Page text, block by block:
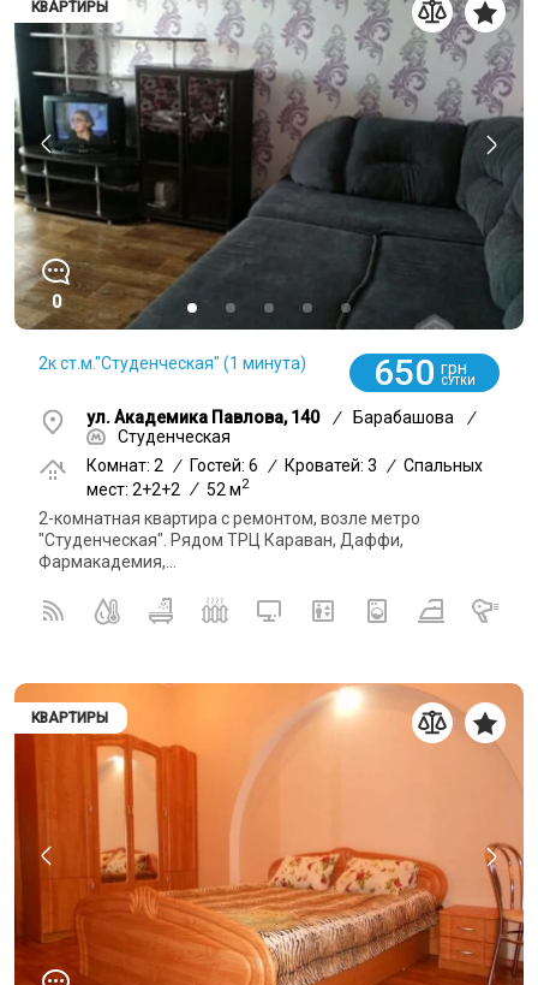
КВАРТИРЫ
0
2к ст.м."Студенческая" (1 минута) 650 грн
СУТКИ
ул. Академика Павлова, 140 / Барабашова
/
Студенческая
Комнат: 2
/ Гостей: 6 / Кроватей: 3 / Спальных
мест: 2+2+2 / 52 м2
2-комнатная квартира с ремонтом, возле метро
"Студенческая". Рядом ТРЦ Караван, Даффи,
Фармакадемия,...
КВАРТИРЫ